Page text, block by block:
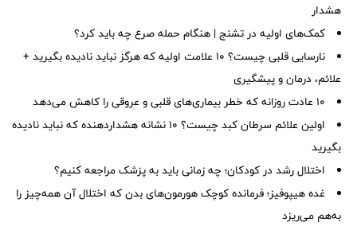
هشدار
کمک‌های اولیه در تشنج | هنگام حمله صرع چه باید کرد؟
نارسایی قلبی چیست؟ ۱۰ علامت اولیه که هرگز نباید نادیده بگیرید +
علائم، درمان و پیشگیری
۱۰ عادت روزانه که خطر بیماری‌های قلبی و عروقی را کاهش می‌دهد
اولین علائم سرطان کبد چیست؟ ۱۰ نشانه هشداردهنده که نباید نادیده
بگیرید
اختلال رشد در کودکان؛ چه زمانی باید به پزشک مراجعه کنیم؟
غده هیپوفیز؛ فرمانده کوچک هورمون‌های بدن که اختلال آن همه‌چیز را
به‌هم می‌ریزد